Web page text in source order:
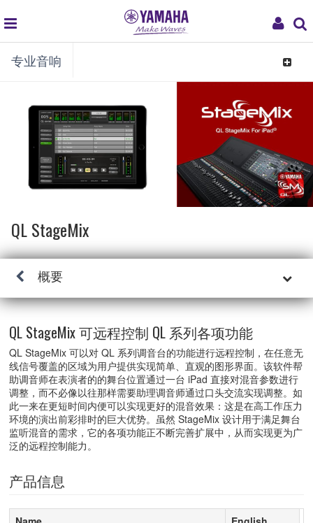
My
global
navigation
专业音响
Toggle
QL StageMix
概要
QL StageMix 可远程控制 QL 系列各项功能
QL StageMix 可以对 QL 系列调音台的功能进行远程控制，在任意无
线信号覆盖的区域为用户提供实现简单、直观的图形界面。该软件帮
助调音师在表演者的的舞台位置通过一台 iPad 直接对混音参数进行
调整，而不必像以往那样需要助理调音师通过口头交流实现调整。如
此一来在更短时间内便可以实现更好的混音效果：这是在高工作压力
环境的演出前彩排时的巨大优势。虽然 StageMix 设计用于满足舞台
监听混音的需求，它的各项功能正不断完善扩展中，从而实现更为广
泛的远程控制能力。
产品信息